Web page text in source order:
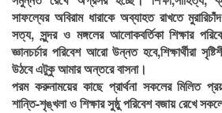
সাফল্যের অবিরাম ধারাকে অব্যাহত রাখতে
সত্য, সুন্দর ও মঙ্গলের আলোকবর্তিকা শিক্ষার
জ্ঞানচর্চার পরিবেশ আরো উন্নত হবে,শিক্ষার্থীরা
উঠবে এটুকু আমার অন্তরে বাসনা।
পরম করুনাময়ের কাছে প্রার্থনা সকলের মিলিত
শান্তি-শৃঙ্খলা ও শিক্ষার সুষ্ঠু পরিবেশ বজায় রেখে